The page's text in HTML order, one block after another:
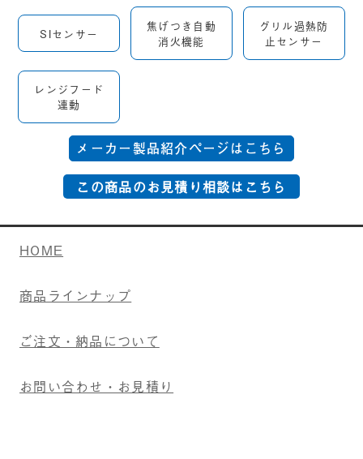
SIセンサー
焦げつき自動
消火機能
グリル過熱防
止センサー
レンジフード
連動
メーカー製品紹介ページはこちら
HOME
商品ラインナップ
ご注文・納品について
お問い合わせ・お見積り